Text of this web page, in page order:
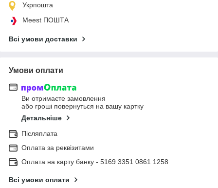
Укрпошта
Meest ПОШТА
Всі умови доставки
Умови оплати
Ви отримаєте замовлення
або гроші повернуться на вашу картку
Детальніше
Післяплата
Оплата за реквізитами
Оплата на карту банку - 5169 3351 0861 1258
Всі умови оплати